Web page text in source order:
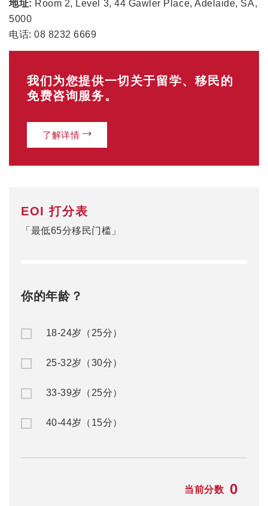
地址: Room 2, Level 3, 44 Gawler Place, Adelaide, SA,
5000
电话: 08 8232 6669
我们为您提供一切关于留学、移民的
免费咨询服务。
了解详情
EOI 打分表
「最低65分移民门槛」
你的年龄？
18-24岁（25分）
25-32岁（30分）
33-39岁（25分）
40-44岁（15分）
当前分数 0